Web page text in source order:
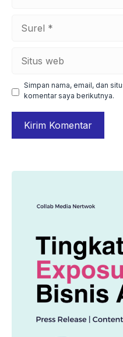
web
Simpan nama, email, dan
komentar saya berikutnya.